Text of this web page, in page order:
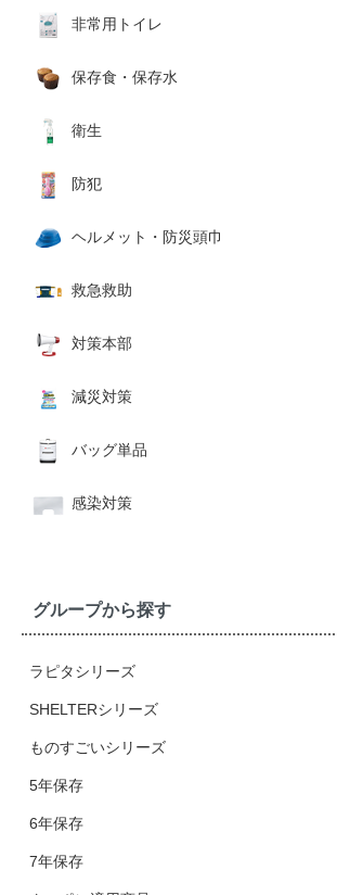
非常用トイレ
保存食・保存水
衛生
防犯
ヘルメット・防災頭巾
救急救助
対策本部
減災対策
バッグ単品
感染対策
グループから探す
ラピタシリーズ
SHELTERシリーズ
ものすごいシリーズ
5年保存
6年保存
7年保存